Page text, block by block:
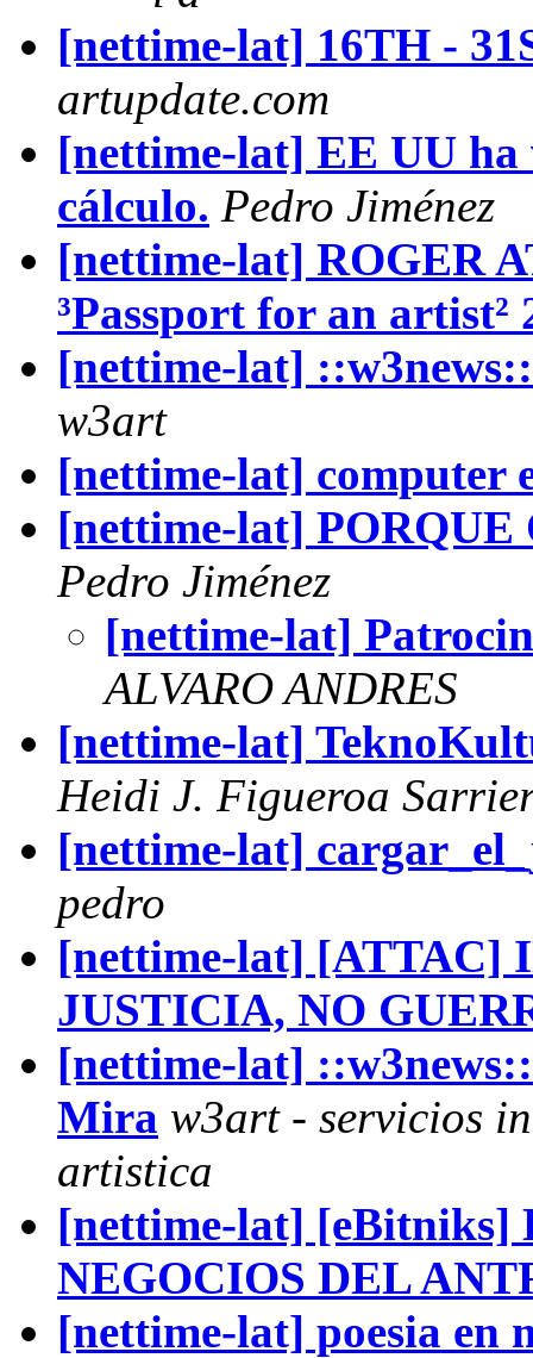
[nettime-lat] 16TH -
artupdate.com
[nettime-lat] EE UU ha
cálculo. Pedro Jiménez
[nettime-lat] ROGER
³Passport for an artist²
[nettime-lat]
w3art
[nettime-lat] computer
[nettime-lat]
Pedro Jiménez
[nettime-lat]
ALVARO ANDRES
[nettime-lat]
Heidi J. Figueroa
[nettime-lat]
pedro
[nettime-lat] [ATTAC]
JUSTICIA, NO
[nettime-lat]
Mira w3art - servicios
artistica
[nettime-lat] [eBitniks]
NEGOCIOS DEL
[nettime-lat] poesia en